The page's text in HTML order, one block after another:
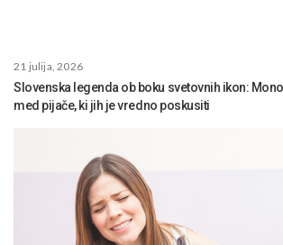
21 julija, 2026
Slovenska legenda ob boku svetovnih ikon:
med pijače, ki jih je vredno poskusiti